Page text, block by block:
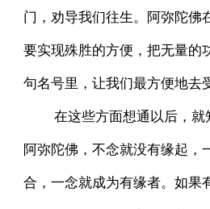
门，劝导我们往生。阿弥陀佛
要实现殊胜的方便，把无量的
句名号里，让我们最方便地去
在这些方面想通以后，
阿弥陀佛，不念就没有缘起，
合，一念就成为有缘者。如果